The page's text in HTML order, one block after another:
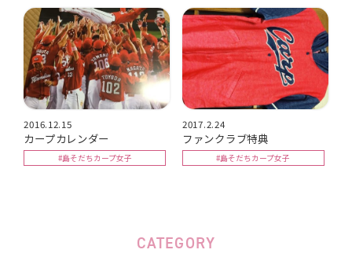
2016.12.15
カープカレンダー
#島そだちカープ女子
2017.2.24
ファンクラブ特典
#島そだちカープ女子
CATEGORY